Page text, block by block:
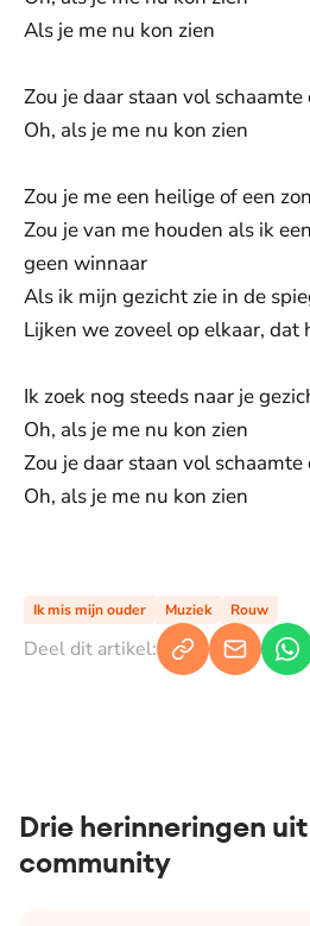
Als je me nu kon zien
Zou je daar staan vol
Oh, als je me nu kon zien
Zou je me een heilige of een
Zou je van me houden als ik
geen winnaar
Als ik mijn gezicht zie in de
Lijken we zoveel op elkaar, dat
Ik zoek nog steeds naar je
Oh, als je me nu kon zien
Zou je daar staan vol
Oh, als je me nu kon zien
Ik mis mijn ouder Muziek Rouw
Deel dit artikel:
Drie herinneringen
community